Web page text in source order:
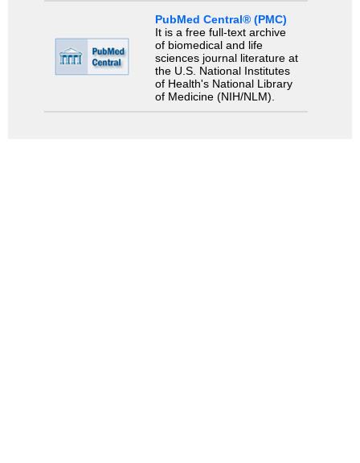
PubMed Central® (PMC)
It is a free full-text archive
of biomedical and life
sciences journal literature at
the U.S. National Institutes
of Health's National Library
of Medicine (NIH/NLM).